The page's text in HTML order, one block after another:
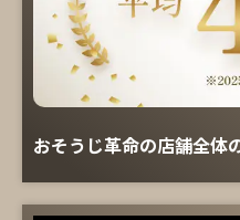
おそうじ革命の店舗全体